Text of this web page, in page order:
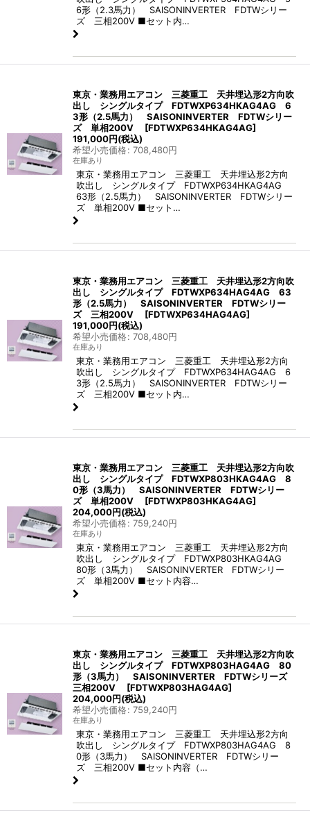
6形（2.3馬力） SAISONINVERTER FDTWシリー
ズ 三相200V ■セット内…
東京・業務用エアコン 三菱重工 天井埋込形2方向吹
出し シングルタイプ FDTWXP634HKAG4AG 6
3形（2.5馬力） SAISONINVERTER FDTWシリー
ズ 単相200V
[FDTWXP634HKAG4AG]
191,000円(税込)
希望小売価格: 708,480円
在庫あり
東京・業務用エアコン 三菱重工 天井埋込形2方向
吹出し シングルタイプ FDTWXP634HKAG4AG
63形（2.5馬力） SAISONINVERTER FDTWシリー
ズ 単相200V ■セット…
東京・業務用エアコン 三菱重工 天井埋込形2方向吹
出し シングルタイプ FDTWXP634HAG4AG 63
形（2.5馬力） SAISONINVERTER FDTWシリー
ズ 三相200V
[FDTWXP634HAG4AG]
191,000円(税込)
希望小売価格: 708,480円
在庫あり
東京・業務用エアコン 三菱重工 天井埋込形2方向
吹出し シングルタイプ FDTWXP634HAG4AG 6
3形（2.5馬力） SAISONINVERTER FDTWシリー
ズ 三相200V ■セット内…
東京・業務用エアコン 三菱重工 天井埋込形2方向吹
出し シングルタイプ FDTWXP803HKAG4AG 8
0形（3馬力） SAISONINVERTER FDTWシリー
ズ 単相200V
[FDTWXP803HKAG4AG]
204,000円(税込)
希望小売価格: 759,240円
在庫あり
東京・業務用エアコン 三菱重工 天井埋込形2方向
吹出し シングルタイプ FDTWXP803HKAG4AG
80形（3馬力） SAISONINVERTER FDTWシリー
ズ 単相200V ■セット内容…
東京・業務用エアコン 三菱重工 天井埋込形2方向吹
出し シングルタイプ FDTWXP803HAG4AG 80
形（3馬力） SAISONINVERTER FDTWシリーズ
三相200V
[FDTWXP803HAG4AG]
204,000円(税込)
希望小売価格: 759,240円
在庫あり
東京・業務用エアコン 三菱重工 天井埋込形2方向
吹出し シングルタイプ FDTWXP803HAG4AG 8
0形（3馬力） SAISONINVERTER FDTWシリー
ズ 三相200V ■セット内容（…